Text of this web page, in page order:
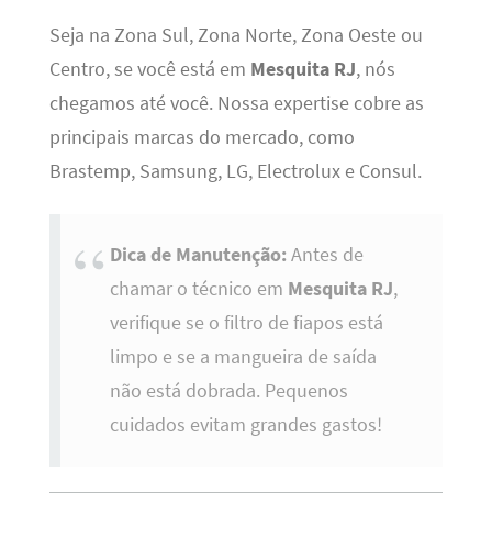
Seja na Zona Sul, Zona Norte, Zona Oeste ou
Centro, se você está em Mesquita RJ, nós
chegamos até você. Nossa expertise cobre as
principais marcas do mercado, como
Brastemp, Samsung, LG, Electrolux e Consul.
Dica de Manutenção:Antes de
chamar o técnico em Mesquita RJ,
verifique se o filtro de fiapos está
limpo e se a mangueira de saída
não está dobrada. Pequenos
cuidados evitam grandes gastos!